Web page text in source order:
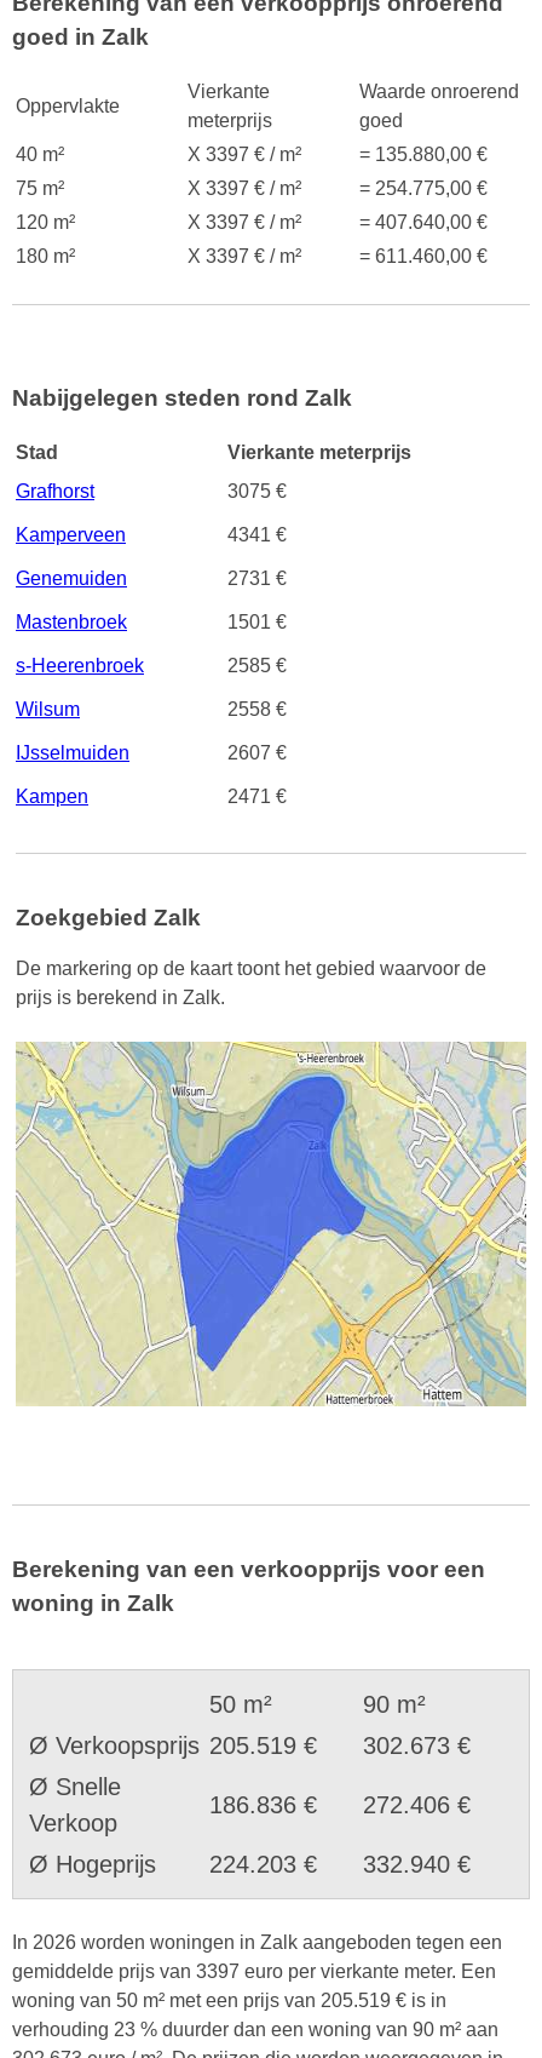
goed in Zalk
Oppervlakte
Vierkante
meterprijs
Waarde onroerend
goed
40 m²
X 3397 € / m²
= 135.880,00 €
75 m²
X 3397 € / m²
= 254.775,00 €
120 m²
X 3397 € / m²
= 407.640,00 €
180 m²
X 3397 € / m² = 611.460,00 €
Nabijgelegen steden rond Zalk
Stad
Vierkante meterprijs
Grafhorst
3075 €
Kamperveen 4341 €
Genemuiden 2731 €
Mastenbroek 1501 €
s-Heerenbroek 2585 €
Wilsum 2558 €
IJsselmuiden 2607 €
Kampen 2471 €
Zoekgebied Zalk
De markering op de kaart toont het gebied waarvoor de
prijs is berekend in Zalk.
Berekening van een verkoopprijs voor een
woning in Zalk
50 m²
90 m²
Ø Verkoopsprijs 205.519 €
302.673 €
Ø Snelle
Verkoop
186.836 € 272.406 €
Ø Hogeprijs 224.203 € 332.940 €
In 2026 worden woningen in Zalk aangeboden tegen een
gemiddelde prijs van 3397 euro per vierkante meter. Een
woning van 50 m² met een prijs van 205.519 € is in
verhouding 23 % duurder dan een woning van 90 m² aan